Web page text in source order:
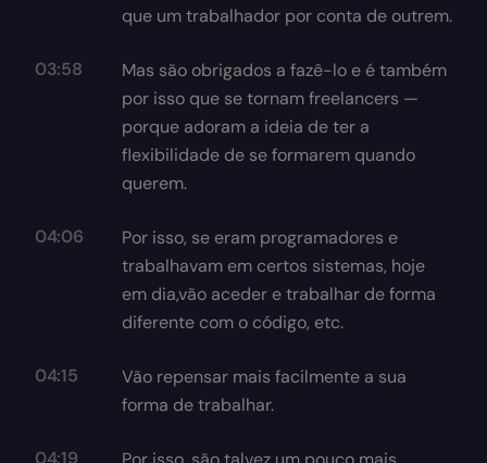
que um trabalhador por conta de outrem.
03:58
Mas são obrigados a fazê-lo e é também
por isso que se tornam freelancers —
porque adoram a ideia de ter a
flexibilidade de se formarem quando
querem.
04:06
Por isso, se eram programadores e
trabalhavam em certos sistemas, hoje
em dia,vão aceder e trabalhar de forma
diferente com o código, etc.
04:15
Vão repensar mais facilmente a sua
forma de trabalhar.
04:19